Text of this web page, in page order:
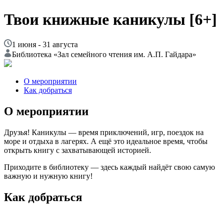
Твои книжные каникулы [6+]
1 июня - 31 августа
Библиотека «Зал семейного чтения им. А.П. Гайдара»
О мероприятии
Как добраться
О мероприятии
Друзья! Каникулы — время приключений, игр, поездок на
море и отдыха в лагерях. А ещё это идеальное время, чтобы
открыть книгу с захватывающей историей.
Приходите в библиотеку — здесь каждый найдёт свою самую
важную и нужную книгу!
Как добраться